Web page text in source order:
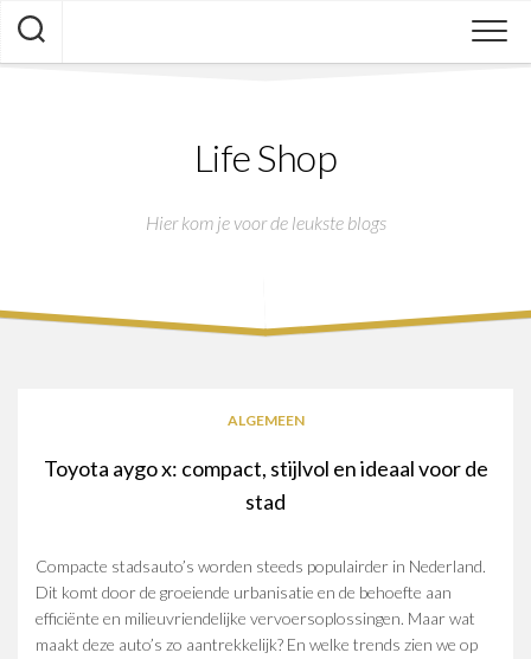
Skip
content
Life Shop
Hier kom je voor de leukste blogs
ALGEMEEN
Toyota aygo x: compact, stijlvol en ideaal voor de
stad
Compacte stadsauto’s worden steeds populairder in Nederland.
Dit komt door de groeiende urbanisatie en de behoefte aan
efficiënte en milieuvriendelijke vervoersoplossingen. Maar wat
maakt deze auto’s zo aantrekkelijk? En welke trends zien we op